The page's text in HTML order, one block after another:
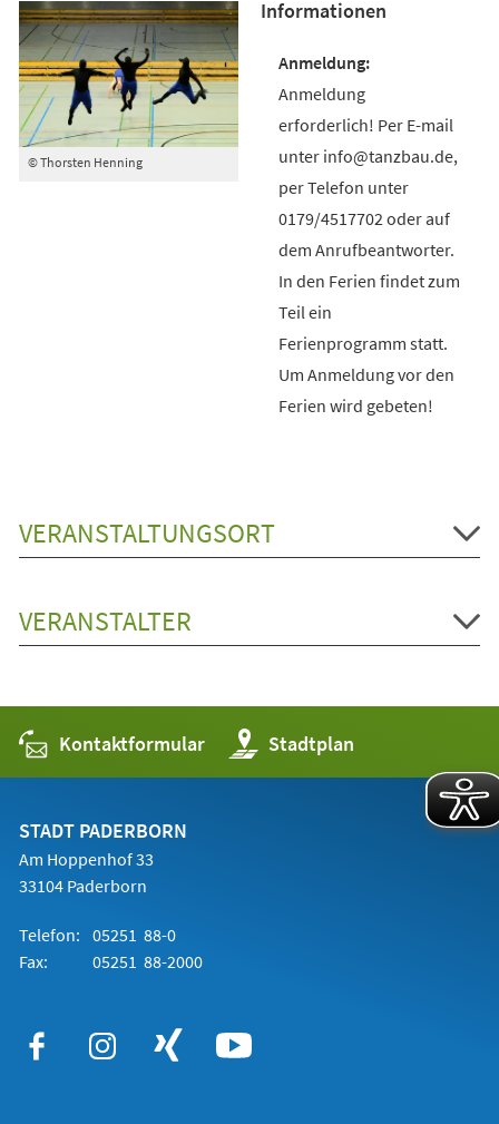
© Thorsten Henning
Informationen
Anmeldung
erforderlich! Per E-mail
unter info@tanzbau.de,
per Telefon unter
0179/4517702 oder auf
dem Anrufbeantworter.
In den Ferien findet zum
Teil ein
Ferienprogramm statt.
Um Anmeldung vor den
Ferien wird gebeten!
VERANSTALTUNGSORT
VERANSTALTER
Kontaktformular Stadtplan
(Öffnet
in
einem
STADT PADERBORN
Am Hoppenhof 33
33104 Paderborn
Telefon: 05251 88-0
Fax:
05251 88-2000